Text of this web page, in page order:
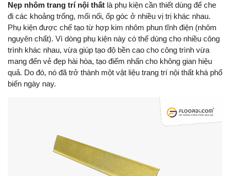
Nẹp nhôm trang trí nội thất là phụ kiện cần thiết dùng để che
đi các khoảng trống, mối nối, ốp góc ở nhiều vị trị khác nhau.
Phụ kiện được chế tạo từ hợp kim nhôm phun tĩnh điện (nhôm
nguyên chất). Vì dòng phụ kiện này có thể dùng cho nhiều công
trình khác nhau, vừa giúp tạo độ bền cao cho công trình vừa
mang đến vẻ đẹp hài hòa, tạo điểm nhấn cho không gian hiệu
quả. Do đó, nó đã trở thành một vật liệu trang trí nội thất khá phổ
biến ngày nay.